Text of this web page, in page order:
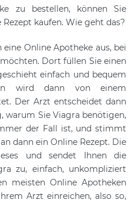
zu bestellen, können Sie
kaufen. Wie geht das?
eine Online Apotheke aus, bei
Dort füllen Sie einen
einfach und bequem
wird dann von einem
Der Arzt entscheidet dann
warum Sie Viagra benötigen,
der Fall ist, und stimmt
dann ein Online Rezept. Die
und sendet Ihnen die
zu, einfach, unkompliziert
meisten Online Apotheken
Arzt einreichen, also so,